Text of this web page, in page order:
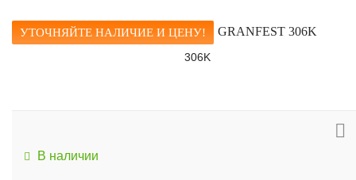
УТОЧНЯЙТЕ НАЛИЧИЕ И ЦЕНУ!
306K
В наличии